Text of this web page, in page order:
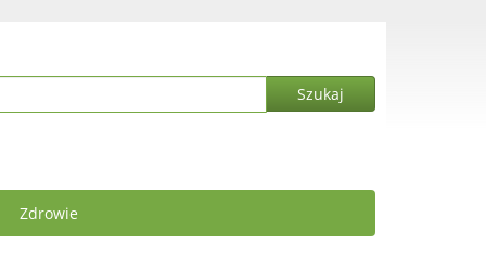
Zdrowie